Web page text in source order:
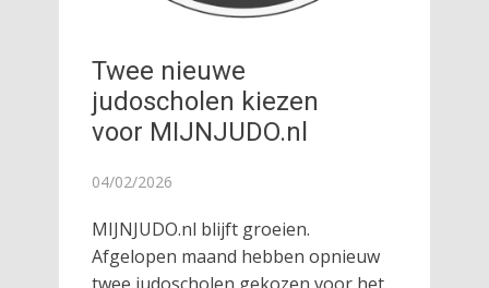
Twee nieuwe
judoscholen kiezen
voor MIJNJUDO.nl
04/02/2026
MIJNJUDO.nl blijft groeien.
Afgelopen maand hebben opnieuw